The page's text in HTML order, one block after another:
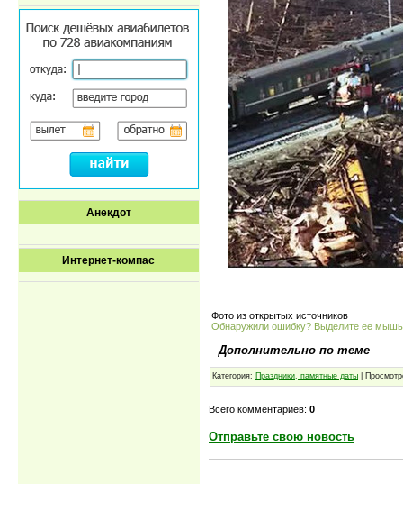
Анекдот
Интернет-компас
Фото из открытых источников
Обнаружили ошибку? Выделите ее
Дополнительно по теме
Категория: Праздники, памятные даты |
Всего комментариев: 0
Отправьте свою новость